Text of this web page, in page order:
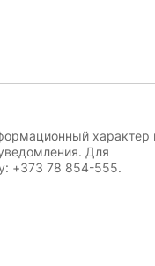
характер
Для
+373 78 854-555.